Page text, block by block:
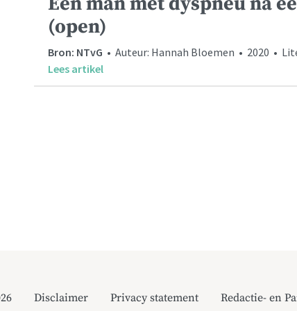
(open)
Bron: NTvG • Auteur: Hannah Bloemen • 2020 •
Lees artikel
Disclaimer Privacy statement Redactie- en